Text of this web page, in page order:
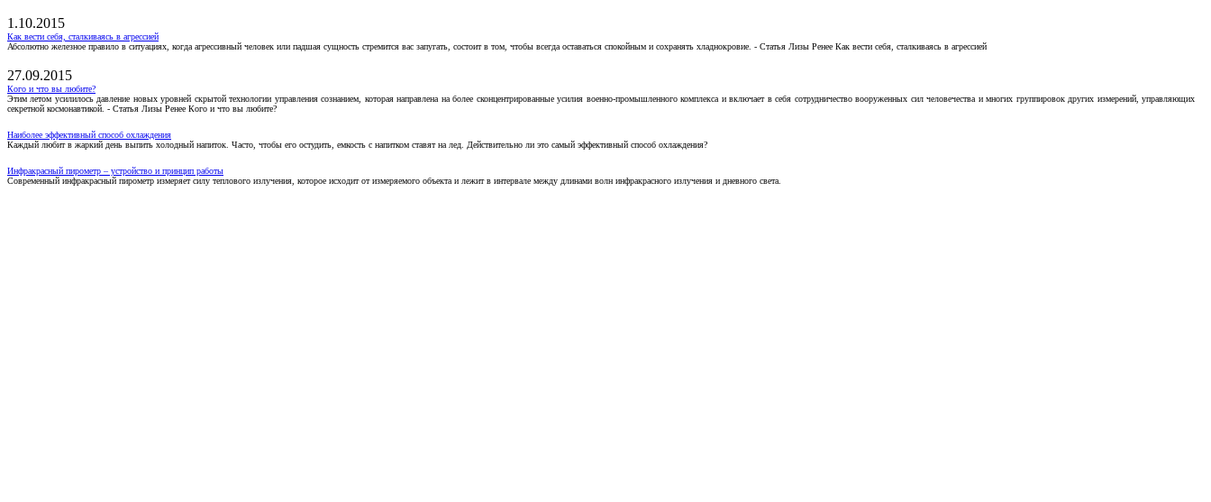
1.10.2015
Как вести себя, сталкиваясь в агрессией
Абсолютно железное правило в ситуациях, когда агрессивный человек или падшая сущность стремится вас запугать, состоит в том, чтобы всегда оставаться спокойным и сохранять хладнокровие. - Статья Лизы Ренее Как вести себя, сталкиваясь в агрессией
27.09.2015
Кого и что вы любите?
Этим летом усилилось давление новых уровней скрытой технологии управления сознанием, которая направлена на более сконцентрированные усилия военно-промышленного комплекса и включает в себя сотрудничество вооруженных сил человечества и многих группировок других измерений, управляющих
секретной космонавтикой. - Статья Лизы Ренее Кого и что вы любите?
Наиболее эффективный способ охлаждения
Каждый любит в жаркий день выпить холодный напиток. Часто, чтобы его остудить, емкость с напитком ставят на лед. Действительно ли это самый эффективный способ охлаждения?
Инфракрасный пирометр – устройство и принцип работы
Современный инфракрасный пирометр измеряет силу теплового излучения, которое исходит от измеряемого объекта и лежит в интервале между длинами волн инфракрасного излучения и дневного света.